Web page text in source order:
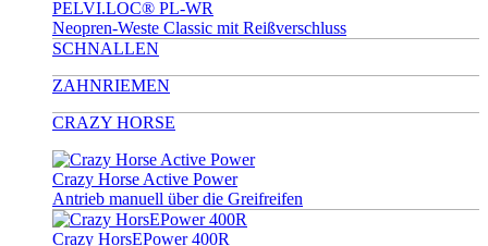
PELVI.LOC® PL-WR
Neopren-Weste Classic mit Reißverschluss
SCHNALLEN
ZAHNRIEMEN
CRAZY HORSE
Crazy Horse Active Power
Antrieb manuell über die Greifreifen
Crazy HorsEPower 400R